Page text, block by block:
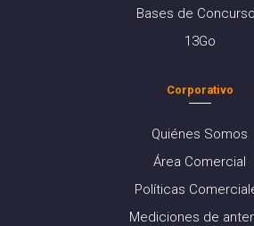
Bases de
13Go
Corporativo
Quiénes Somos
Área Comercial
Políticas
Mediciones de